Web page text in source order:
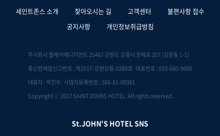
세인트존스 소개 찾아오시는 길 고객센터
불편사항 접수
공지사항
개인정보취급방침
주식회사 엘케이매니지먼트 25467 강원도 강릉시 창해로 307 (강문동 1-1)
통신판매업신고번호 : 제2017-강원강릉-0289호 대표번호 : 033-660-9000
대표자 : 박진두 사업자등록번호 : 566-81-00381
Copyright ⓒ 2017 SAINTJOHNS HOTEL. All rights reserved.
St.JOHN'S HOTEL SNS